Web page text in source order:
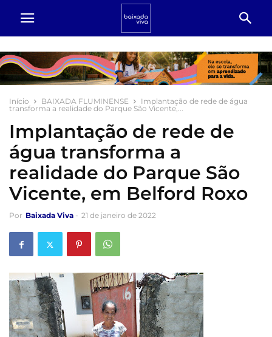
Início BAIXADA FLUMINENSE
Implantação de rede de água
transforma a realidade do Parque São Vicente,...
Implantação de rede de
água transforma a
realidade do Parque São
Vicente, em Belford Roxo
Por Baixada Viva - 21 de janeiro de 2022